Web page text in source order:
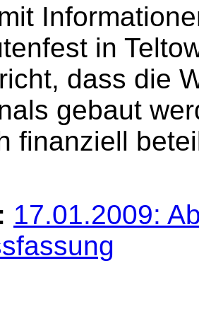
in
dass die
gebaut
finanziell
17.01.2009: